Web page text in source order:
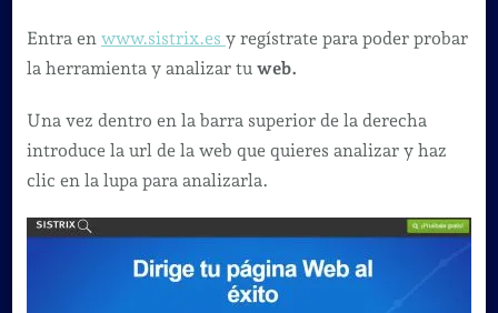
Entra en www.sistrix.es y regístrate para poder probar
la herramienta y analizar tu web.
Una vez dentro en la barra superior de la derecha
introduce la url de la web que quieres analizar y haz
clic en la lupa para analizarla.